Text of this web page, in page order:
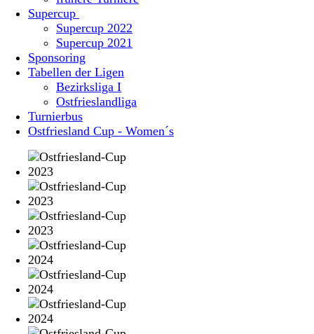
Supercup
Supercup 2022
Supercup 2021
Sponsoring
Tabellen der Ligen
Bezirksliga I
Ostfrieslandliga
Turnierbus
Ostfriesland Cup - Women´s